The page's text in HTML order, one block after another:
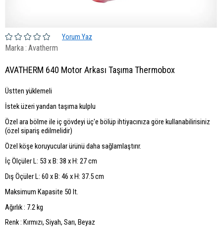
Yorum Yaz
Marka: Avatherm
AVATHERM 640 Motor Arkası Taşıma Thermobox
Üstten yüklemeli
İstek üzeri yandan taşıma kulplu
Özel ara bölme ile iç gövdeyi üç'e bölüp ihtiyacınıza göre kullanabilirisiniz
(özel sipariş edilmelidir)
Özel köşe koruyucular ürünü daha sağlamlaştırır.
İç Ölçüler L: 53 x B: 38 x H: 27 cm
Dış Öçüler L: 60 x B: 46 x H: 37.5 cm
Maksimum Kapasite 50 lt.
Ağırlık : 7.2 kg
Renk : Kırmızı, Siyah, Sarı, Beyaz